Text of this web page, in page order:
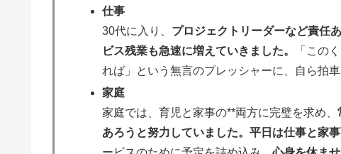
仕事
30代に入り、 プロジェクトリーダーなど責任
ビス残業も急速に増えていきました。
「この
れば」という無言のプレッシャーに、自ら拍
家庭
家庭では、育児と家事の**両方に完璧を求め、
あろうと努力していました。平日は仕事と家